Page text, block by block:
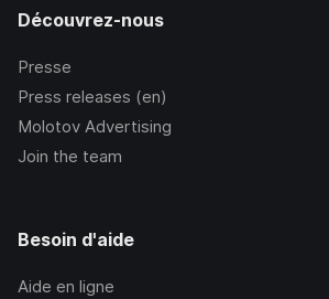
Découvrez-nous
Presse
Press releases (en)
Molotov Advertising
Join the team
Besoin d'aide
Aide en ligne